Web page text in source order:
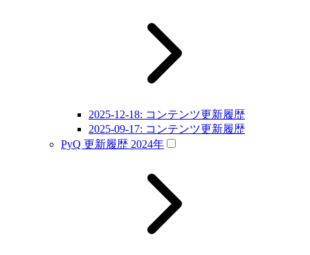
2025-12-18: コンテンツ更新履歴
2025-09-17: コンテンツ更新履歴
PyQ 更新履歴 2024年